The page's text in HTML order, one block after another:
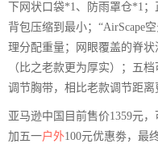
下网状口袋*1、防雨罩仓*1
背包压缩到最小；“AirScape
理分配重量；网眼覆盖的脊
（比之老款更为厚实）；五
调节胸带，相比老款调节距离
亚马逊中国目前售价1359元
加五一户外100元优惠劵，最